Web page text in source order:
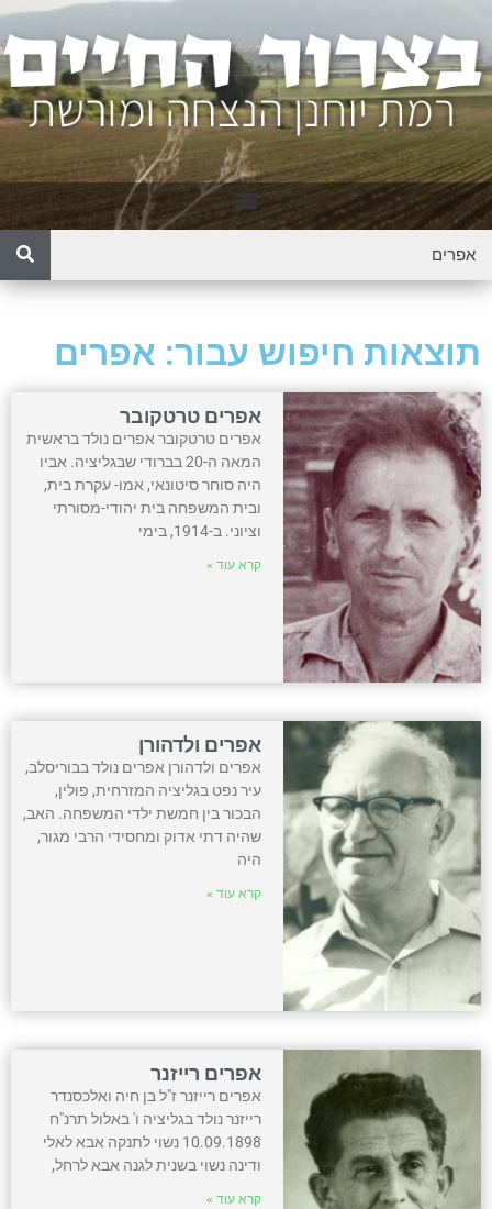
תוצאות חיפוש עבור: אפרים
אפרים טרטקובר
אפרים טרטקובר אפרים נולד בראשית
המאה ה-20 בברודי שבגליציה. אביו
היה סוחר סיטונאי, אמו- עקרת בית,
ובית המשפחה בית יהודי-מסורתי
וציוני. ב-1914, בימי
קרא עוד »
אפרים ולדהורן
אפרים ולדהורן אפרים נולד בבוריסלב,
עיר נפט בגליציה המזרחית, פולין,
הבכור בין חמשת ילדי המשפחה. האב,
שהיה דתי אדוק ומחסידי הרבי מגור,
היה
קרא עוד »
אפרים רייזנר
אפרים רייזנר ז"ל בן חיה ואלכסנדר
רייזנר נולד בגליציה ו' באלול תרנ"ח
10.09.1898 נשוי לתנקה אבא לאלי
ודינה נשוי בשנית לגנה אבא לרחל,
קרא עוד »